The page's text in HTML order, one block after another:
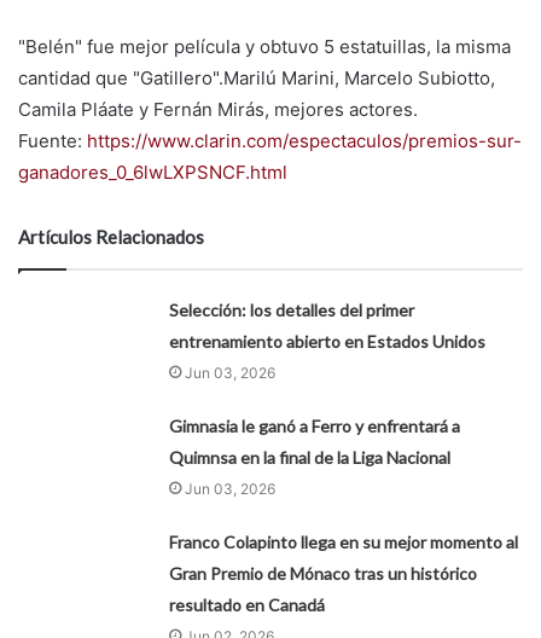
"Belén" fue mejor película y obtuvo 5 estatuillas, la misma
cantidad que "Gatillero".Marilú Marini, Marcelo Subiotto,
Camila Pláate y Fernán Mirás, mejores actores.
Fuente: https://www.clarin.com/espectaculos/premios-sur-
ganadores_0_6lwLXPSNCF.html
Artículos Relacionados
Selección: los detalles del primer
entrenamiento abierto en Estados Unidos
Jun 03, 2026
Gimnasia le ganó a Ferro y enfrentará a
Quimnsa en la final de la Liga Nacional
Jun 03, 2026
Franco Colapinto llega en su mejor momento al
Gran Premio de Mónaco tras un histórico
resultado en Canadá